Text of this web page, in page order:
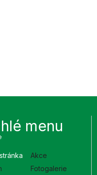
menu
Akce
Fotogalerie